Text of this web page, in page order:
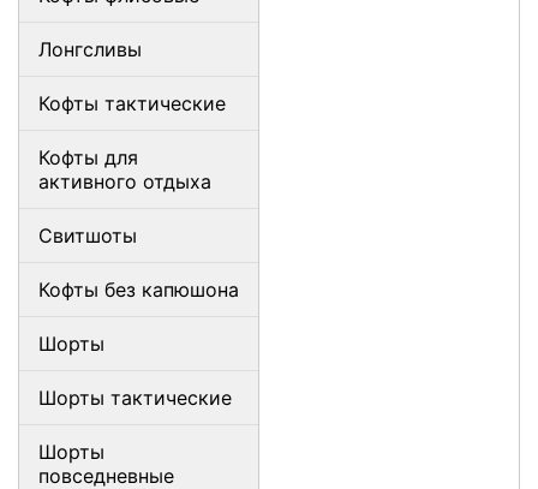
Лонгсливы
Кофты тактические
Кофты для
активного отдыха
Свитшоты
Кофты без капюшона
Шорты
Шорты тактические
Шорты
повседневные